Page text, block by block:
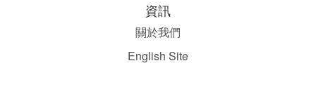
資訊
關於我們
English Site